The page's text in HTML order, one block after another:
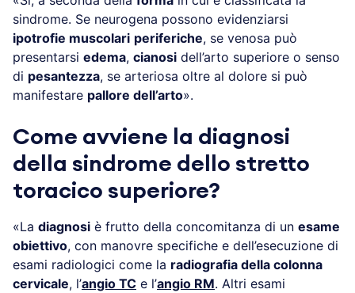
sindrome. Se neurogena possono evidenziarsi
ipotrofie muscolari periferiche, se venosa può
presentarsi edema, cianosi dell’arto superiore o senso
di pesantezza, se arteriosa oltre al dolore si può
manifestare pallore dell’arto».
Come avviene la diagnosi
della sindrome dello stretto
toracico superiore?
«La diagnosi è frutto della concomitanza di un esame
obiettivo, con manovre specifiche e dell’esecuzione di
esami radiologici come la radiografia della colonna
cervicale, l’angio TC e l’angio RM. Altri esami